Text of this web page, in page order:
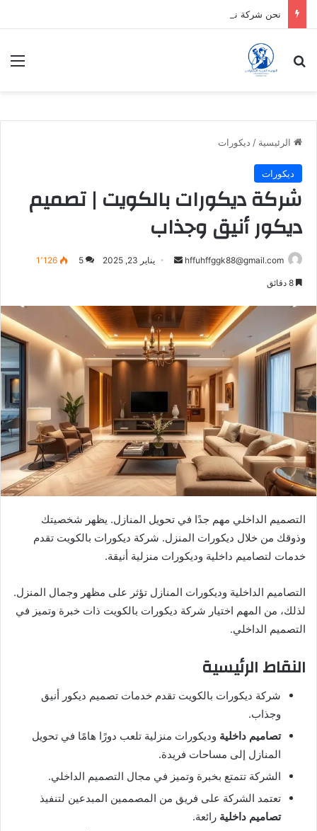
نحن شركة نقدم الافضل دائماً
بحث عن
الرئيسية / ديكورات
ديكورات
شركة ديكورات بالكويت | تصميم
ديكور أنيق وجذاب
hffuhffggk88@gmail.com
أرسل يناير 23, 2025 5 1٬126
التصميم الداخلي مهم جدًا في تحويل المنازل. يظهر شخصيتك
وذوقك من خلال ديكورات المنزل. شركة ديكورات بالكويت تقدم
خدمات لتصاميم داخلية وديكورات منزلية أنيقة.
التصاميم الداخلية وديكورات المنازل تؤثر على مظهر وجمال المنزل.
لذلك، من المهم اختيار شركة ديكورات بالكويت ذات خبرة وتميز في
التصميم الداخلي.
النقاط الرئيسية
شركة ديكورات بالكويت تقدم خدمات تصميم ديكور أنيق
وجذاب.
تصاميم داخلية وديكورات منزلية تلعب دورًا هامًا في تحويل
المنازل إلى مساحات فريدة.
الشركة تتمتع بخبرة وتميز في مجال التصميم الداخلي.
تعتمد الشركة على فريق من المصممين المبدعين لتنفيذ
تصاميم داخلية رائعة.